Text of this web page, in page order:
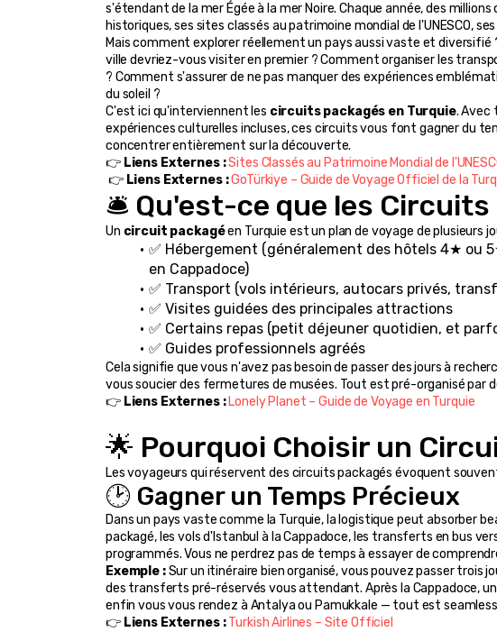
s'étendant de la mer Égée à la mer Noire. Chaque année, des
historiques, ses sites classés au patrimoine mondial de l'UNESCO,
Mais comment explorer réellement un pays aussi vaste et
ville devriez-vous visiter en premier ? Comment organiser les
? Comment s'assurer de ne pas manquer des expériences
du soleil ?
C'est ici qu'interviennent les circuits packagés en Turquie. Avec
expériences culturelles incluses, ces circuits vous font gagner du
concentrer entièrement sur la découverte.
👉 Liens Externes :Sites Classés au Patrimoine Mondial de
👉 Liens Externes :GoTürkiye – Guide de Voyage Officiel de la
🛎️ Qu'est-ce que les Circuits
Un circuit packagé en Turquie est un plan de voyage de plusieurs
✅ Hébergement (généralement des hôtels 4★
en Cappadoce)
✅ Transport (vols intérieurs, autocars privés,
✅ Visites guidées des principales attractions
✅ Certains repas (petit déjeuner quotidien, et
✅ Guides professionnels agréés
Cela signifie que vous n'avez pas besoin de passer des jours à
vous soucier des fermetures de musées. Tout est pré-organisé par
👉 Liens Externes : Lonely Planet – Guide de Voyage en Turquie
🌟 Pourquoi Choisir un
Les voyageurs qui réservent des circuits packagés évoquent
🕑 Gagner un Temps Précieux
Dans un pays vaste comme la Turquie, la logistique peut absorber
packagé, les vols d'Istanbul à la Cappadoce, les transferts en bus
programmés. Vous ne perdrez pas de temps à essayer de
Exemple : Sur un itinéraire bien organisé, vous pouvez passer trois
des transferts pré-réservés vous attendant. Après la Cappadoce,
enfin vous vous rendez à Antalya ou Pamukkale — tout est
👉 Liens Externes : Turkish Airlines – Site Officiel